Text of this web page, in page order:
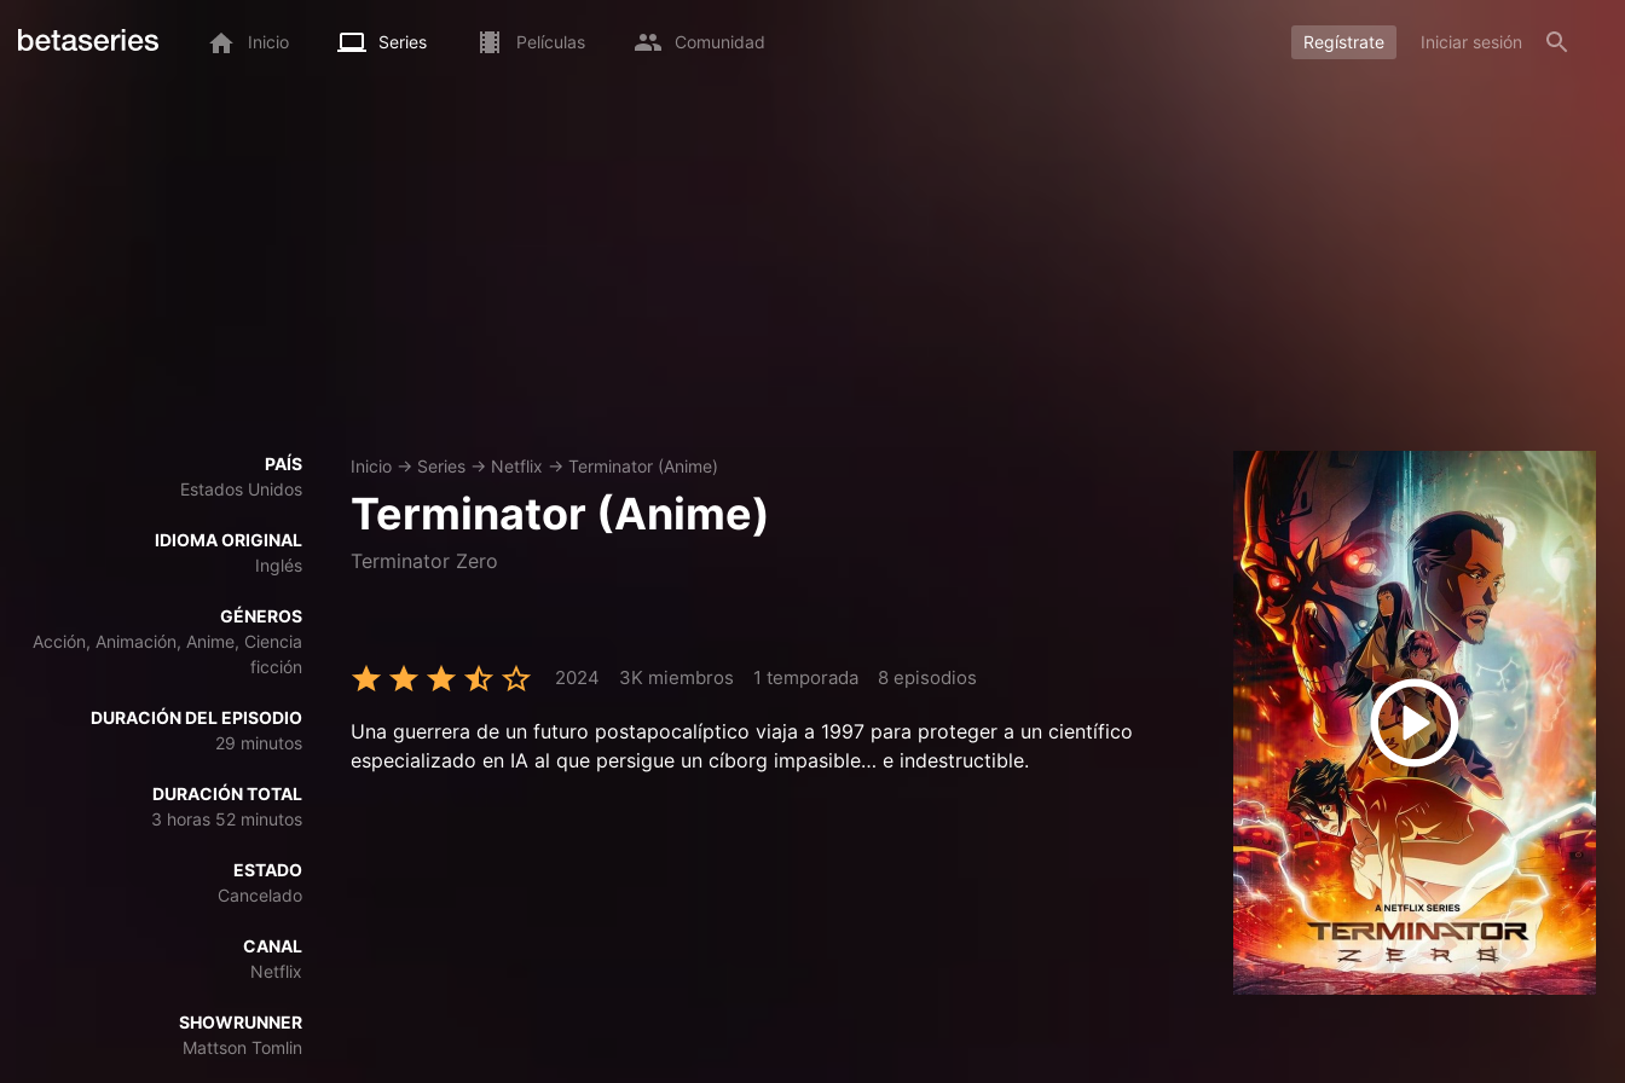
Inicio Series Películas Comunidad Regístrate Iniciar sesión
PAÍS
Estados Unidos
IDIOMA ORIGINAL
Inglés
GÉNEROS
Acción, Animación, Anime, Ciencia
ficción
DURACIÓN DEL EPISODIO
29 minutos
DURACIÓN TOTAL
3 horas 52 minutos
ESTADO
Cancelado
CANAL
Netflix
SHOWRUNNER
Mattson Tomlin
Inicio → Series → Netflix → Terminator (Anime)
Terminator (Anime)
Terminator Zero
2024 3K miembros 1 temporada 8 episodios
Una guerrera de un futuro postapocalíptico viaja a 1997 para proteger a un científico
especializado en IA al que persigue un cíborg impasible… e indestructible.